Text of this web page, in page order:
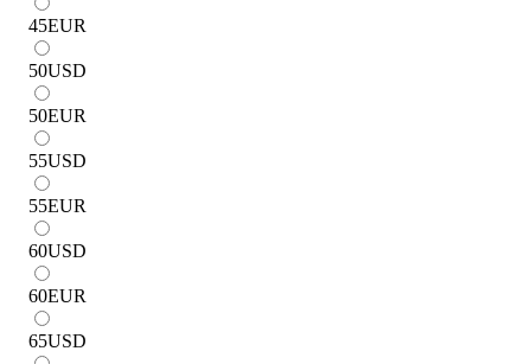
45EUR
50USD
50EUR
55USD
55EUR
60USD
60EUR
65USD